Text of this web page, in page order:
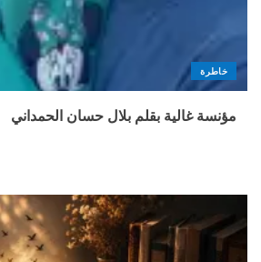
خاطرة
مؤنسة غالية بقلم بلال حسان الحمداني